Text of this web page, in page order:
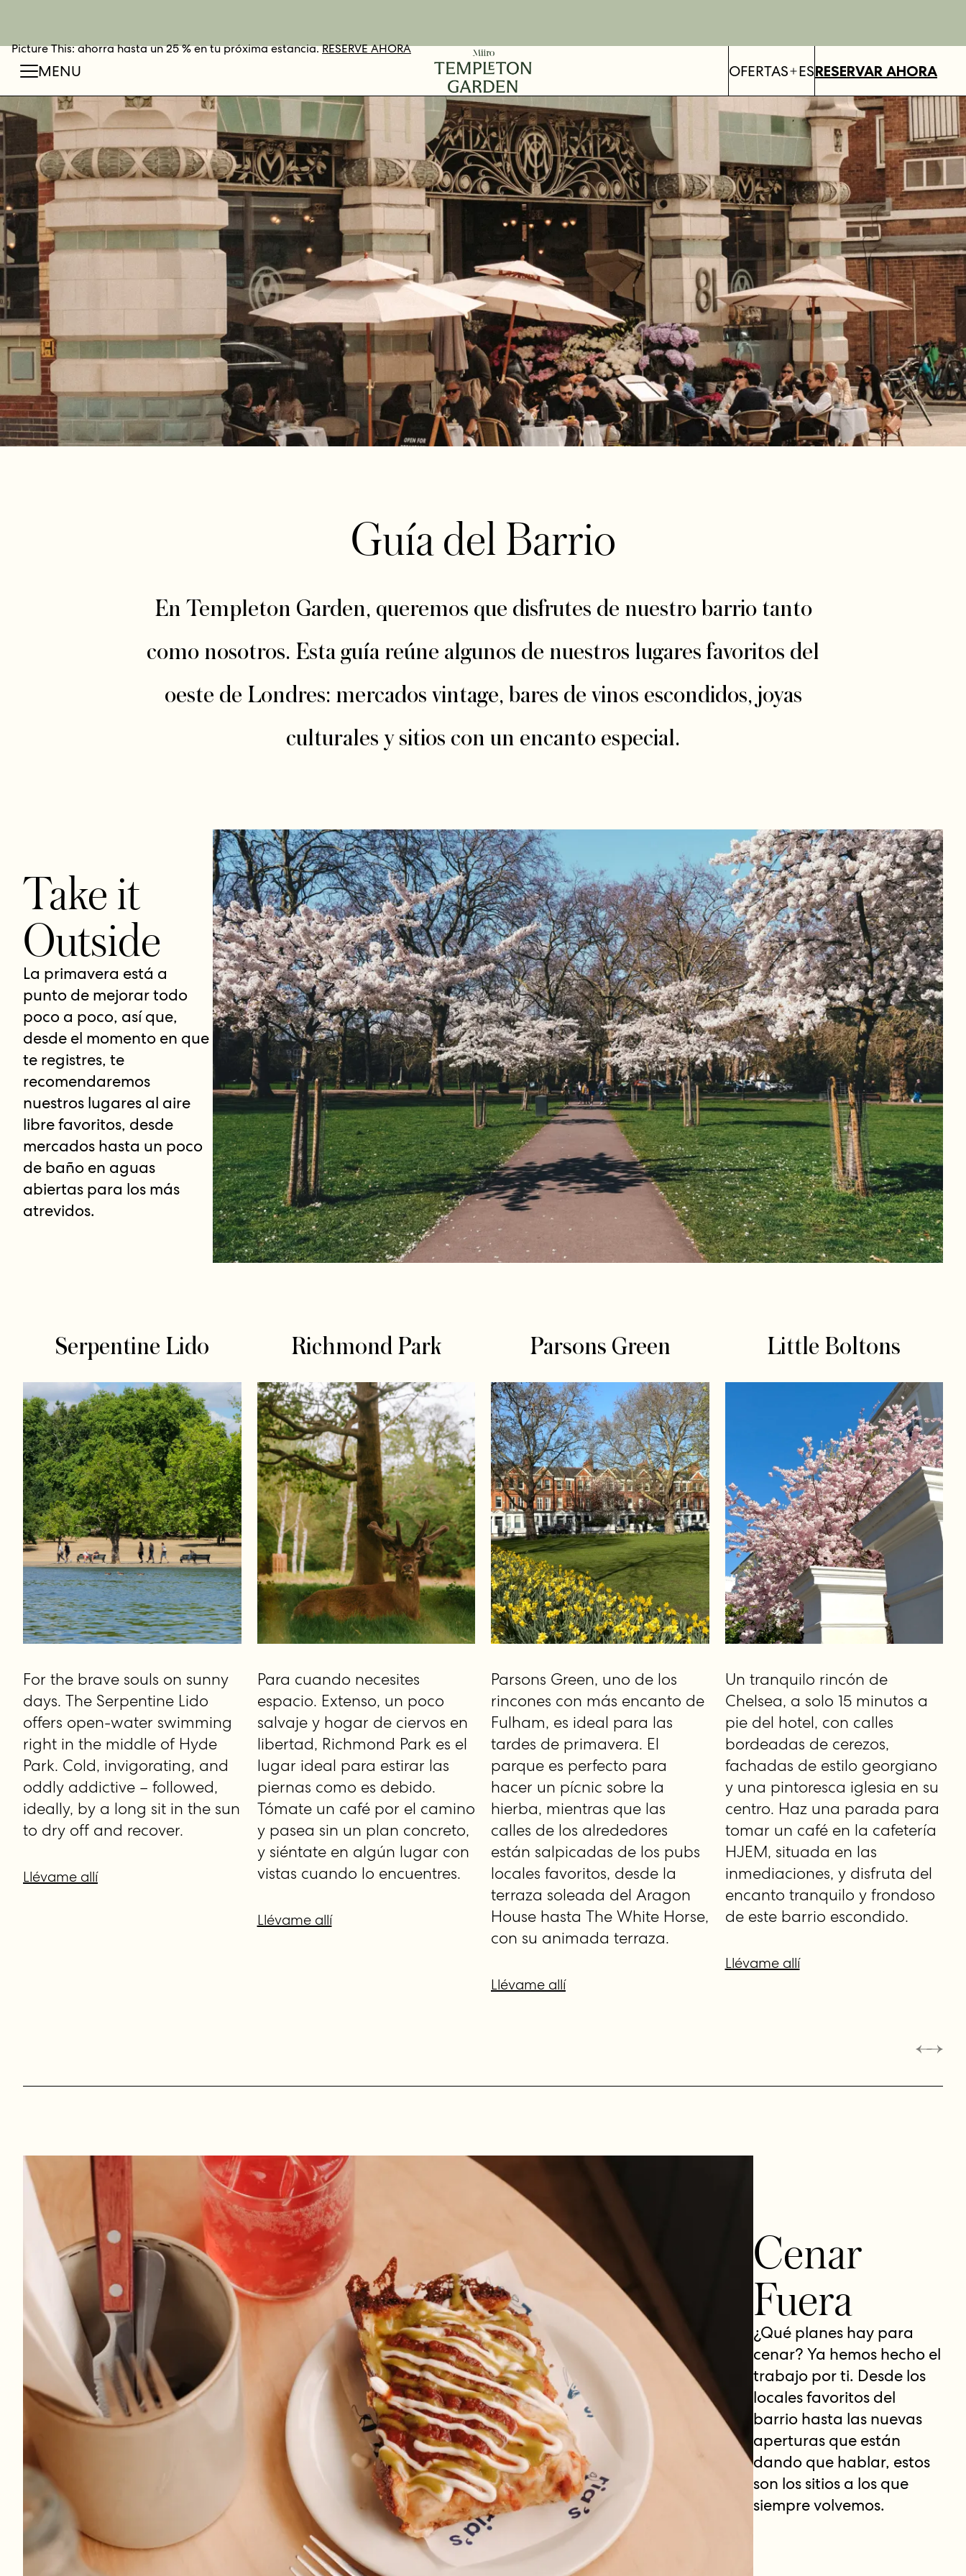
Picture This: ahorra hasta un 25 % en tu próxima estancia.RESERVE AHORAMÁS INFORMACIÓN
COMPRAR
RESERVE AHORA
MENU OFERTAS ESRESERVAR AHORA
Guía del Barrio
En Templeton Garden, queremos que disfrutes de nuestro barrio tanto
como nosotros. Esta guía reúne algunos de nuestros lugares favoritos del
oeste de Londres: mercados vintage, bares de vinos escondidos, joyas
culturales y sitios con un encanto especial.
Take it
Outside
La primavera está a
punto de mejorar todo
poco a poco, así que,
desde el momento en que
te registres, te
recomendaremos
nuestros lugares al aire
libre favoritos, desde
mercados hasta un poco
de baño en aguas
abiertas para los más
atrevidos.
Serpentine Lido
For the brave souls on sunny
days. The Serpentine Lido
offers open-water swimming
right in the middle of Hyde
Park. Cold, invigorating, and
oddly addictive – followed,
ideally, by a long sit in the sun
to dry off and recover.
Llévame allí
Richmond Park
Para cuando necesites
espacio. Extenso, un poco
salvaje y hogar de ciervos en
libertad, Richmond Park es el
lugar ideal para estirar las
piernas como es debido.
Tómate un café por el camino
y pasea sin un plan concreto,
y siéntate en algún lugar con
vistas cuando lo encuentres.
Llévame allí
Parsons Green
Parsons Green, uno de los
rincones con más encanto de
Fulham, es ideal para las
tardes de primavera. El
parque es perfecto para
hacer un pícnic sobre la
hierba, mientras que las
calles de los alrededores
están salpicadas de los pubs
locales favoritos, desde la
terraza soleada del Aragon
House hasta The White Horse,
con su animada terraza.
Llévame allí
Little Boltons
Un tranquilo rincón de
Chelsea, a solo 15 minutos a
pie del hotel, con calles
bordeadas de cerezos,
fachadas de estilo georgiano
y una pintoresca iglesia en su
centro. Haz una parada para
tomar un café en la cafetería
HJEM, situada en las
inmediaciones, y disfruta del
encanto tranquilo y frondoso
de este barrio escondido.
Llévame allí
Cenar
Fuera
¿Qué planes hay para
cenar? Ya hemos hecho el
trabajo por ti. Desde los
locales favoritos del
barrio hasta las nuevas
aperturas que están
dando que hablar, estos
son los sitios a los que
siempre volvemos.